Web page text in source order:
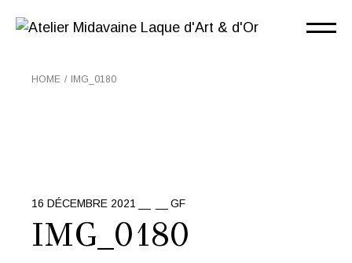
the
HOME IMG_0180
16 DÉCEMBRE 2021 GF
IMG_0180